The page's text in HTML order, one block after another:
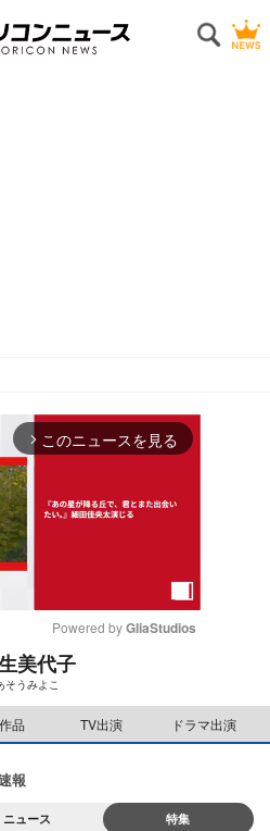
arrow_forward_ios このニュースを見る
Powered by GliaStudios
美代子
そうみよこ
作品 TV出演 ドラマ出演
報
ニュース 特集